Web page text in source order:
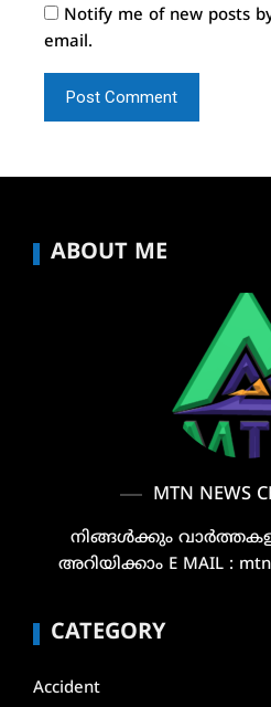
Notify me of new posts
email.
ABOUT ME
MTN NEWS
നിങ്ങൾക്കും
അറിയിക്കാം E MAIL :
CATEGORY
Accident